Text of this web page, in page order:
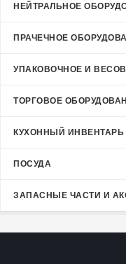
НЕЙТРАЛЬНОЕ
ПРАЧЕЧНОЕ
УПАКОВОЧНОЕ И
ТОРГОВОЕ
КУХОННЫЙ ИНВЕНТАРЬ
ПОСУДА
ЗАПАСНЫЕ ЧАСТИ И